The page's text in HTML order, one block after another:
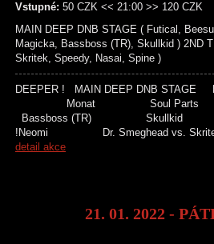
Vstupné: 50 CZK << 21:00 >> 120 CZK
MAIN DEEP DNB STAGE ( Futical,
Magicka, Bassboss (TR), Skullkid ) 2ND
Skritek, Speedy, Nasai, Spine )
DEEPER ! MAIN DEEP
Monat Soul
Bassboss (TR)
!Neomi Dr. Smeghead
detail akce
21. 01. 2022 -